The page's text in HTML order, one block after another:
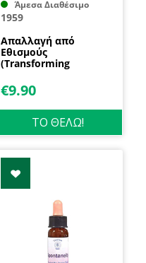
Άμεσα Διαθέσιμο
1959
Απαλλαγή από
Εθισμούς
(Transforming
Herbs
€9.90
ΤΟ ΘΕΛΩ!